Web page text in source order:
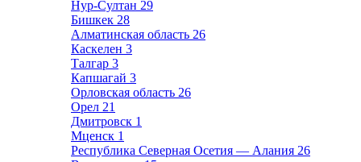
Нур-Султан 29
Бишкек 28
Алматинская область 26
Каскелен 3
Талгар 3
Капшагай 3
Орловская область 26
Орел 21
Дмитровск 1
Мценск 1
Республика Северная Осетия — Алания 26